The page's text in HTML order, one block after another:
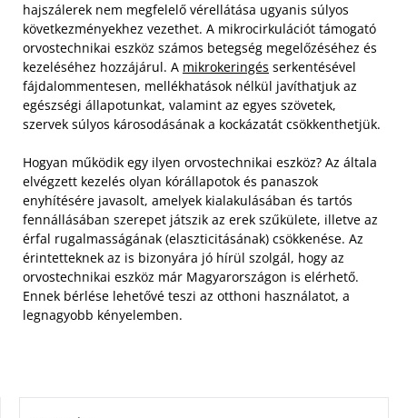
hajszálerek nem megfelelő vérellátása ugyanis súlyos
következményekhez vezethet. A mikrocirkulációt támogató
orvostechnikai eszköz számos betegség megelőzéséhez és
kezeléséhez hozzájárul. A mikrokeringés serkentésével
fájdalommentesen, mellékhatások nélkül javíthatjuk az
egészségi állapotunkat, valamint az egyes szövetek,
szervek súlyos károsodásának a kockázatát csökkenthetjük.
Hogyan működik egy ilyen orvostechnikai eszköz? Az általa
elvégzett kezelés olyan kórállapotok és panaszok
enyhítésére javasolt, amelyek kialakulásában és tartós
fennállásában szerepet játszik az erek szűkülete, illetve az
érfal rugalmasságának (elaszticitásának) csökkenése. Az
érintetteknek az is bizonyára jó hírül szolgál, hogy az
orvostechnikai eszköz már Magyarországon is elérhető.
Ennek bérlése lehetővé teszi az otthoni használatot, a
legnagyobb kényelemben.